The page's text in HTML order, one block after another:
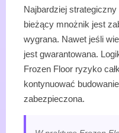
Najbardziej
bieżący mnożnik jest
wygrana. Nawet jeśli
jest gwarantowana.
Frozen Floor ryzyko
kontynuować
zabezpieczona.